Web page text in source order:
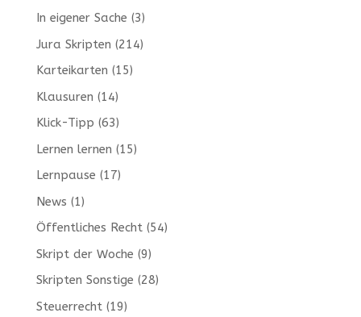
In eigener Sache (3)
Jura Skripten (214)
Karteikarten (15)
Klausuren (14)
Klick-Tipp (63)
Lernen lernen (15)
Lernpause (17)
News (1)
Öffentliches Recht(54)
Skript der Woche (9)
Skripten Sonstige (28)
Steuerrecht(19)